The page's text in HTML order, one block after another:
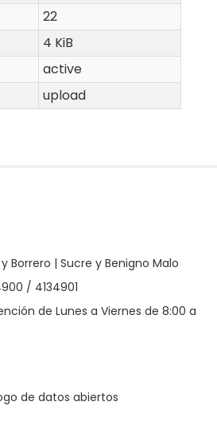
22
4 KiB
active
upload
Borrero | Sucre y Benigno Malo
/ 4134901
de Lunes a Viernes de 8:00 a
de datos abiertos